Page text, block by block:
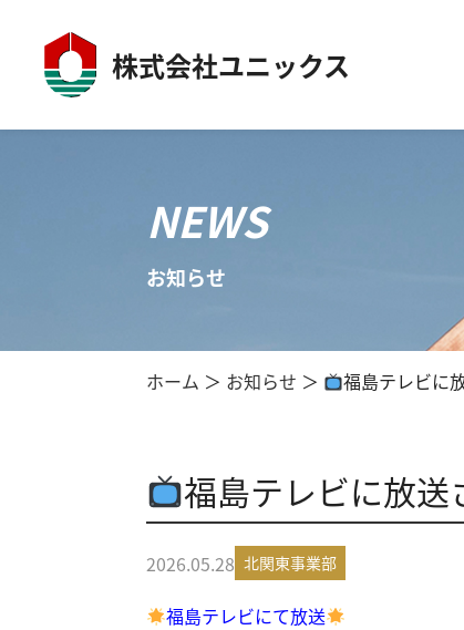
株式会社ユニックス
NEWS
お知らせ
ホーム お知らせ 福島テレビに
福島テレビに放送
2026.05.28 北関東事業部
福島テレビにて放送